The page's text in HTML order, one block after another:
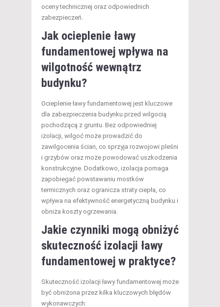
oceny technicznej oraz odpowiednich
zabezpieczeń.
Jak ocieplenie ławy
fundamentowej wpływa na
wilgotność wewnątrz
budynku?
Ocieplenie ławy fundamentowej jest kluczowe
dla zabezpieczenia budynku przed wilgocią
pochodzącą z gruntu. Bez odpowiedniej
izolacji, wilgoć może prowadzić do
zawilgocenia ścian, co sprzyja rozwojowi pleśni
i grzybów oraz może powodować uszkodzenia
konstrukcyjne. Dodatkowo, izolacja pomaga
zapobiegać powstawaniu mostków
termicznych oraz ogranicza straty ciepła, co
wpływa na efektywność energetyczną budynku i
obniża koszty ogrzewania.
Jakie czynniki mogą obniżyć
skuteczność izolacji ławy
fundamentowej w praktyce?
Skuteczność izolacji ławy fundamentowej może
być obniżona przez kilka kluczowych błędów
wykonawczych: